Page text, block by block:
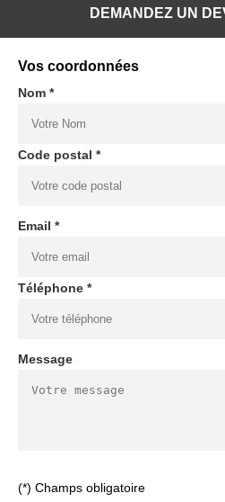
DEMANDEZ UN
Vos coordonnées
Nom *
Code postal *
Email *
Téléphone *
Message
(*) Champs obligatoire